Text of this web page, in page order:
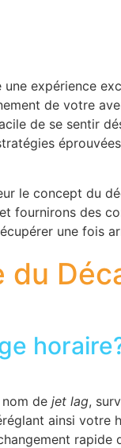
expérience
de votre
de se sentir
le concept du
fournirons des
une fois
de jet lag,
ainsi votre
rapide